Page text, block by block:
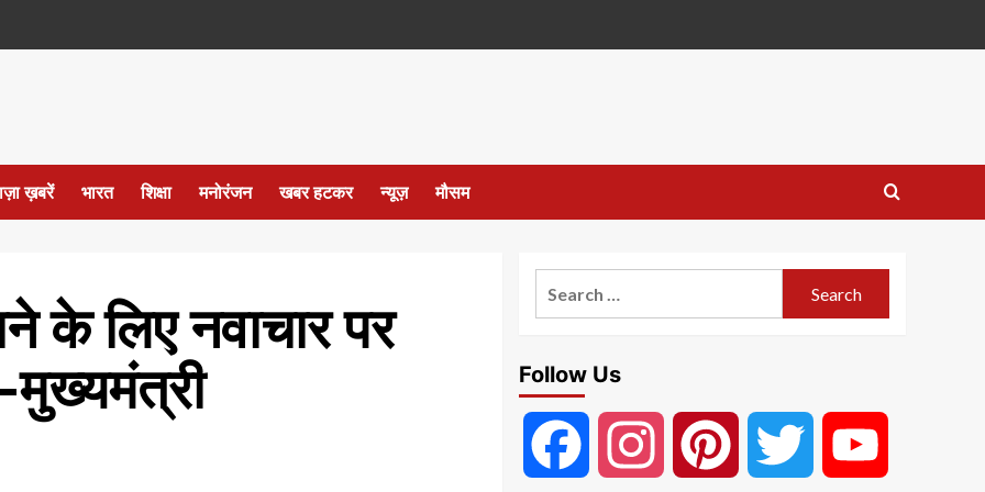
ख़बरें भारत शिक्षा मनोरंजन खबर हटकर न्यूज़ मौसम
के लिए नवाचार पर
मुख्यमंत्री
Follow Us
Facebook Instagram Pinterest Twitter